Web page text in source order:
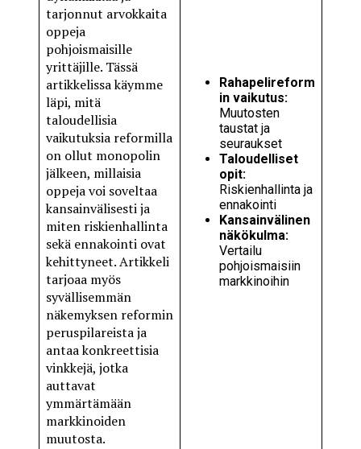
tarjonnut arvokkaita
oppeja
pohjoismaisille
yrittäjille. Tässä
artikkelissa käymme
läpi, mitä
taloudellisia
vaikutuksia reformilla
on ollut monopolin
jälkeen, millaisia
oppeja voi soveltaa
kansainvälisesti ja
miten riskienhallinta
sekä ennakointi ovat
kehittyneet. Artikkeli
tarjoaa myös
syvällisemmän
näkemyksen reformin
peruspilareista ja
antaa konkreettisia
vinkkejä, jotka
auttavat
ymmärtämään
markkinoiden
muutosta.
Rahapelireform
in vaikutus:
Muutosten
taustat ja
seuraukset
Taloudelliset
opit:
Riskienhallinta ja
ennakointi
Kansainvälinen
näkökulma:
Vertailu
pohjoismaisiin
markkinoihin